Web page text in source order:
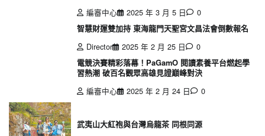
編審中心
2025 年 3 月 5 日
0
智慧財運雙加持 東海龍門天聖宮文昌法會倒數報名
Director
2025 年 2 月 25 日
0
電競決賽精彩落幕！PaGamO 閱讀素養平台燃起學
習熱潮 破百名觀眾高雄見證巔峰對決
編審中心
2025 年 2 月 24 日 0
武夷山大紅袍與台灣烏龍茶 同根同源